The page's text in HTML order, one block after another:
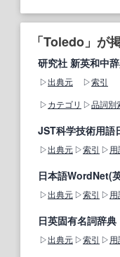
「Toledo」が
研究社 新英和中
出典元 索引
カテゴリ
品詞別
JST科学技術用語
出典元 索引 用
日本語WordNet(
出典元 索引 用
日英固有名詞辞典
出典元 索引 用